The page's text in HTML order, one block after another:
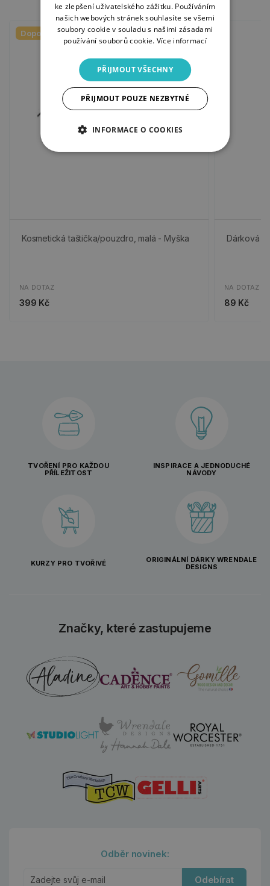
Doporučujeme
Kosmetická taštička/pouzdro, malá - Myška
NA DOTAZ
399 Kč
Dárková
NA DOTAZ
89 Kč
TVOŘENÍ PRO KAŽDOU
PŘÍLEŽITOST
INSPIRACE A JEDNODUCHÉ
NÁVODY
KURZY PRO TVOŘIVÉ
ORIGINÁLNÍ DÁRKY WRENDALE
DESIGNS
Značky, které zastupujeme
Odběr novinek:
Odebírat
ke zlepšení uživatelského zážitku. Používáním
našich webových stránek souhlasíte se všemi
soubory cookie v souladu s našimi zásadami
používání souborů cookie. Více informací
PŘIJMOUT VŠECHNY
PŘIJMOUT POUZE NEZBYTNÉ
INFORMACE O COOKIES